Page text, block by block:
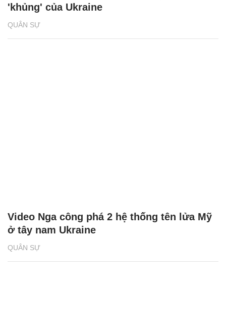
QUÂN SỰ
'khủng' của Ukraine
QUÂN SỰ
Video Nga công phá 2 hệ thống tên lửa Mỹ
ở tây nam Ukraine